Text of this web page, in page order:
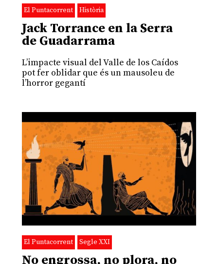
El Puntacorrent Història
Jack Torrance en la Serra
de Guadarrama
L’impacte visual del Valle de los Caídos
pot fer oblidar que és un mausoleu de
l’horror gegantí
El Puntacorrent Segle XXI
No engrossa, no plora, no